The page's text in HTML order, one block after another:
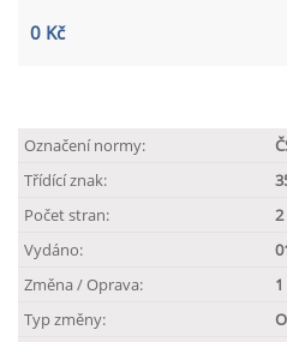
0 Kč
Označení normy:
Třídící znak:
Počet stran:
2
Vydáno:
Změna / Oprava:
Typ změny: